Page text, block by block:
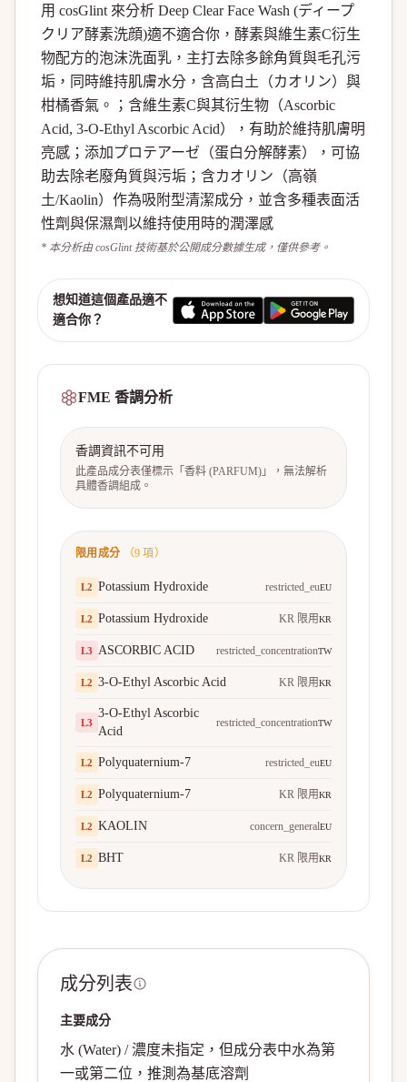
用 cosGlint 來分析 Deep Clear Face Wash (ディープ
クリア酵素洗顔)適不適合你，酵素與維生素C衍生
物配方的泡沫洗面乳，主打去除多餘角質與毛孔污
垢，同時維持肌膚水分，含高白土（カオリン）與
柑橘香氣。；含維生素C與其衍生物（Ascorbic
Acid, 3‑O‑Ethyl Ascorbic Acid），有助於維持肌膚明
亮感；添加プロテアーゼ（蛋白分解酵素），可協
助去除老廢角質與污垢；含カオリン（高嶺
土/Kaolin）作為吸附型清潔成分，並含多種表面活
性劑與保濕劑以維持使用時的潤澤感
* 本分析由 cosGlint 技術基於公開成分數據生成，僅供參考。
想知道這個產品適不
適合你？
FME 香調分析
香調資訊不可用
此產品成分表僅標示「香料 (PARFUM)」，無法解析
具體香調組成。
限用成分 （9 項）
L2 Potassium Hydroxide restricted_euEU
L2 Potassium Hydroxide KR 限用KR
L3 ASCORBIC ACID restricted_concentrationTW
L2 3-O-Ethyl Ascorbic Acid KR 限用KR
L3
3-O-Ethyl Ascorbic
Acid
restricted_concentrationTW
L2 Polyquaternium-7 restricted_euEU
L2 Polyquaternium-7 KR 限用KR
L2 KAOLIN concern_generalEU
L2 BHT KR 限用KR
成分列表
主要成分
水 (Water) / 濃度未指定，但成分表中水為第
一或第二位，推測為基底溶劑